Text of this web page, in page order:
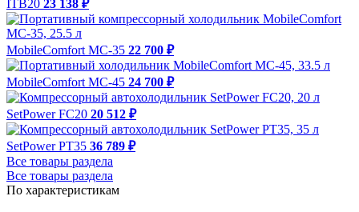
ITB20 23 138 ₽
MobileComfort MC-35 22 700 ₽
MobileComfort MC-45 24 700 ₽
SetPower FC20 20 512 ₽
SetPower PT35 36 789 ₽
Все товары раздела
Все товары раздела
По характеристикам